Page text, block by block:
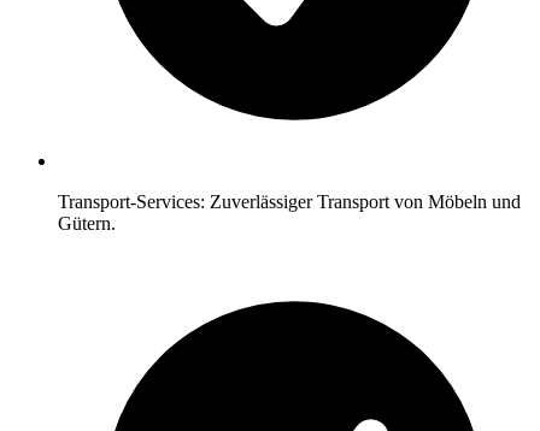
Transport-Services: Zuverlässiger Transport von Möbeln und
Gütern.